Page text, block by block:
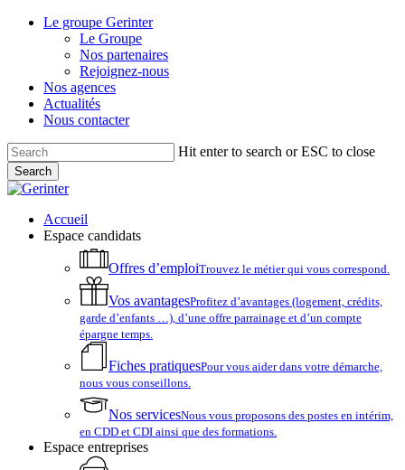
Skip
Le groupe Gerinter
Le Groupe
Nos partenaires
Rejoignez-nous
Nos agences
Actualités
Nous contacter
Hit enter to search or ESC to close
Search
Close
account
Menu
Accueil
Espace candidats
Offres d’emploiTrouvez le métier qui vous correspond.
Vos avantagesProfitez d’avantages (logement, crédits,
garde d’enfants …), d’une offre parrainage et d’un compte
épargne temps.
Fiches pratiquesPour vous aider dans votre démarche,
nous vous conseillons.
Nos servicesNous vous proposons des postes en intérim,
en CDD et CDI ainsi que des formations.
Espace entreprises